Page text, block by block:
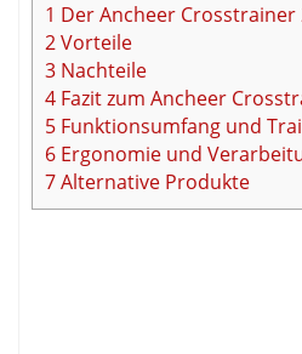
1 Der Ancheer Crosstrainer
2Vorteile
3 Nachteile
4 Fazit zum Ancheer
5 Funktionsumfang und
6 Ergonomie und
7Alternative Produkte